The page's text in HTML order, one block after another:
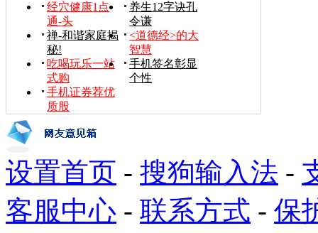
经穴健康1点
通-头
养生12字诀孔
令谦
禅-和谐家庭揭
秘!
<道德经>的大
智慧
吃喝玩乐一站
式购
手机签名彰显
个性
手机证券荐优
质股
设置首页 - 搜狗输入法 -
客服中心 - 联系方式 - 保